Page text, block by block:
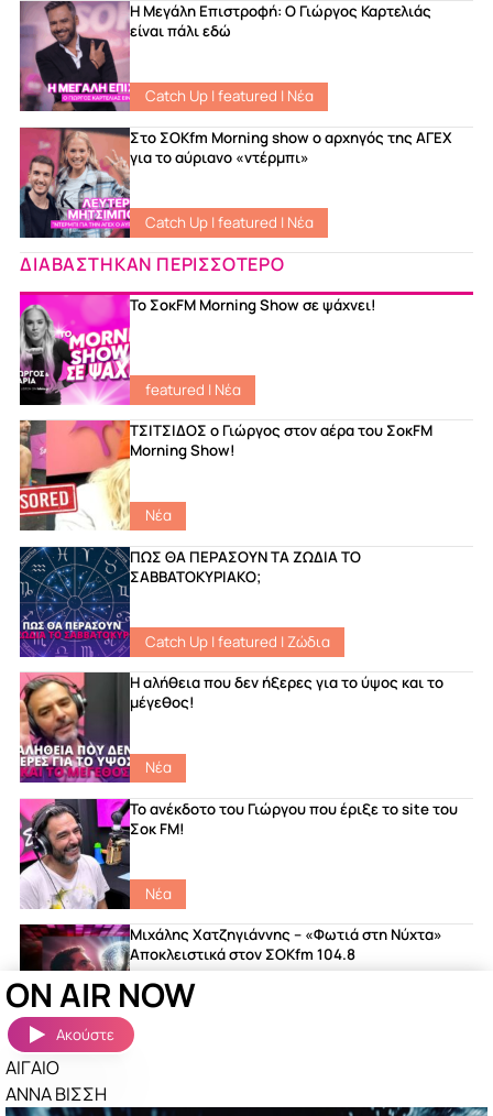
Η Μεγάλη Επιστροφή: Ο Γιώργος Καρτελιάς
είναι πάλι εδώ
Catch Up|featured | Νέα
Στο ΣΟKfm Morning show ο αρχηγός της ΑΓΕΧ
για το αύριανο «ντέρμπι»
Catch Up|featured | Νέα
ΔΙΑΒΑΣΤΗΚΑΝ ΠΕΡΙΣΣΟΤΕΡΟ
Το ΣοκFM Morning Show σε ψάχνει!
featured | Νέα
ΤΣΙΤΣΙΔΟΣ ο Γιώργος στον αέρα του ΣοκFM
Morning Show!
Νέα
ΠΩΣ ΘΑ ΠΕΡΑΣΟΥΝ ΤΑ ΖΩΔΙΑ ΤΟ
ΣΑΒΒΑΤΟΚΥΡΙΑΚΟ;
Catch Up|featured | Ζώδια
Η αλήθεια που δεν ήξερες για το ύψος και το
μέγεθος!
Νέα
Το ανέκδοτο του Γιώργου που έριξε το site του
Σοκ FM!
Νέα
Μιχάλης Χατζηγιάννης – «Φωτιά στη Νύχτα»
Αποκλειστικά στον ΣΟΚfm 104.8
Ακούστηκαν πριν λίγο
ON AIR NOW
Ακούστε
ΑΙΓΑΙΟ
ΑΝΝΑ ΒΙΣΣΗ